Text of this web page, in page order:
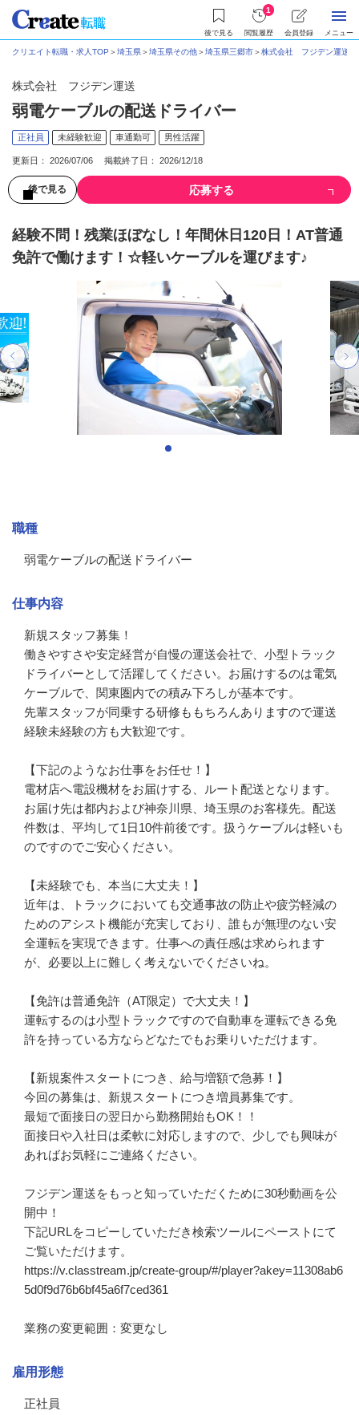
後で見る
1
閲覧履歴 会員登録 メニュー
クリエイト転職・求人TOP ＞埼玉県＞埼玉県その他＞埼玉県三郷市＞株式会社 フジデン運送
株式会社 フジデン運送
弱電ケーブルの配送ドライバー
正社員 未経験歓迎 車通勤可 男性活躍
更新日： 2026/07/06 掲載終了日： 2026/12/18
後で見る 応募する
経験不問！残業ほぼなし！年間休日120日！AT普通
免許で働けます！☆軽いケーブルを運びます♪
職種
弱電ケーブルの配送ドライバー
仕事内容
新規スタッフ募集！
働きやすさや安定経営が自慢の運送会社で、小型トラック
ドライバーとして活躍してください。お届けするのは電気
ケーブルで、関東圏内での積み下ろしが基本です。
先輩スタッフが同乗する研修ももちろんありますので運送
経験未経験の方も大歓迎です。
【下記のようなお仕事をお任せ！】
電材店へ電設機材をお届けする、ルート配送となります。
お届け先は都内および神奈川県、埼玉県のお客様先。配送
件数は、平均して1日10件前後です。扱うケーブルは軽いも
のですのでご安心ください。
【未経験でも、本当に大丈夫！】
近年は、トラックにおいても交通事故の防止や疲労軽減の
ためのアシスト機能が充実しており、誰もが無理のない安
全運転を実現できます。仕事への責任感は求められます
が、必要以上に難しく考えないでくださいね。
【免許は普通免許（AT限定）で大丈夫！】
運転するのは小型トラックですので自動車を運転できる免
許を持っている方ならどなたでもお乗りいただけます。
【新規案件スタートにつき、給与増額で急募！】
今回の募集は、新規スタートにつき増員募集です。
最短で面接日の翌日から勤務開始もOK！！
面接日や入社日は柔軟に対応しますので、少しでも興味が
あればお気軽にご連絡ください。
フジデン運送をもっと知っていただくために30秒動画を公
開中！
下記URLをコピーしていただき検索ツールにペーストにて
ご覧いただけます。
https://v.classtream.jp/create-group/#/player?akey=11308ab6
5d0f9d76b6bf45a6f7ced361
業務の変更範囲：変更なし
雇用形態
正社員